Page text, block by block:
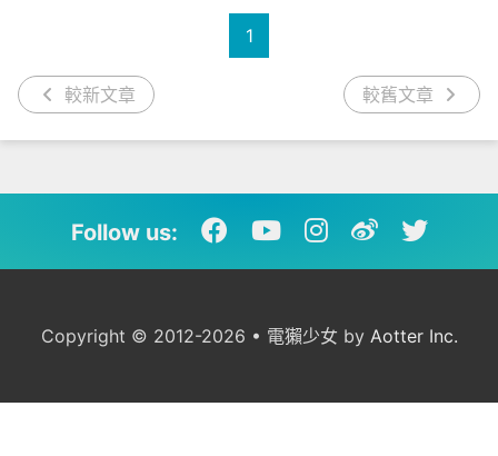
較新文章
1
較舊文章
Follow us:
Copyright © 2012-2026 • 電獺少女 by Aotter Inc.